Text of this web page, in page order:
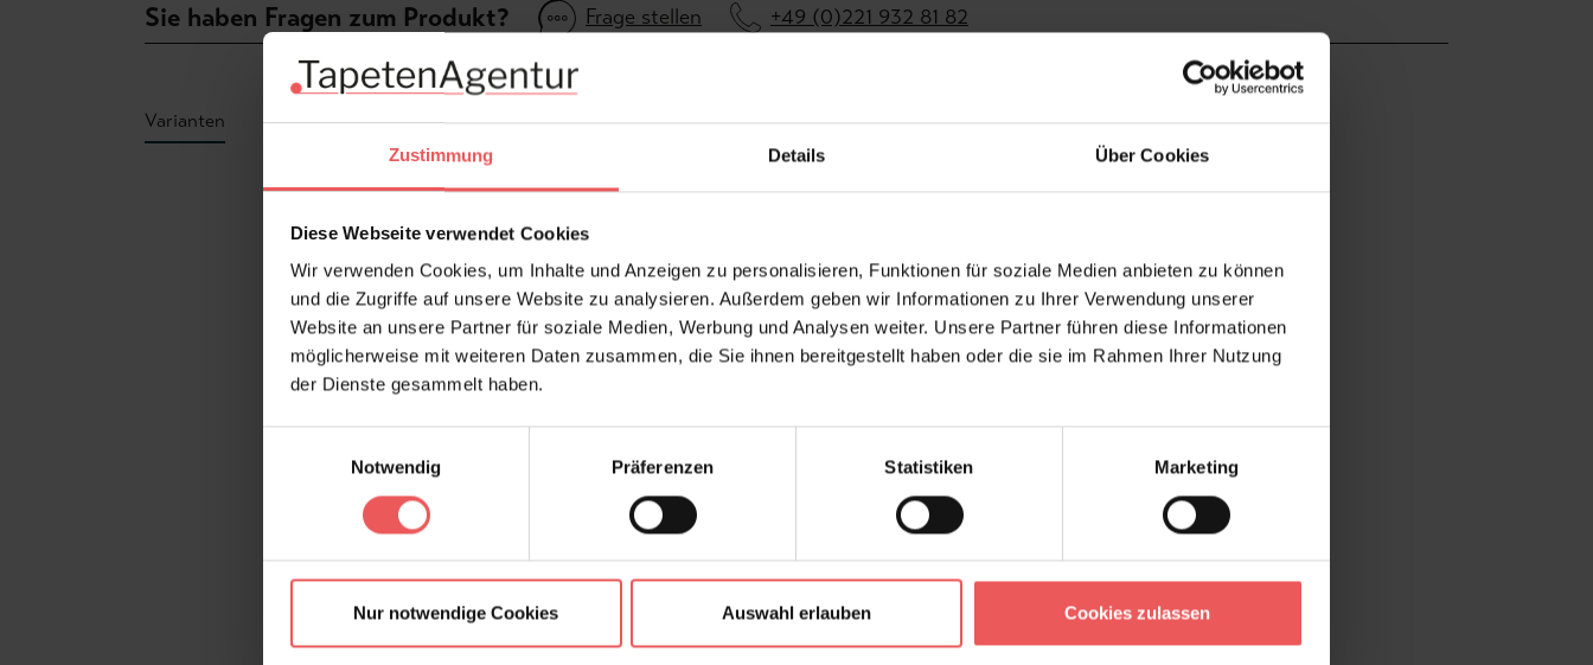
Zustimmung Details Über Cookies
Diese Webseite verwendet Cookies
Wir verwenden Cookies, um Inhalte und Anzeigen zu personalisieren, Funktionen für soziale Medien anbieten zu können
und die Zugriffe auf unsere Website zu analysieren. Außerdem geben wir Informationen zu Ihrer Verwendung unserer
Website an unsere Partner für soziale Medien, Werbung und Analysen weiter. Unsere Partner führen diese Informationen
möglicherweise mit weiteren Daten zusammen, die Sie ihnen bereitgestellt haben oder die sie im Rahmen Ihrer Nutzung
der Dienste gesammelt haben.
Notwendig
Präferenzen Statistiken Marketing
Nur notwendige Cookies Auswahl erlauben Cookies zulassen
Sie haben Fragen zum Produkt? Frage stellen +49 (0)221 932 81 82
Varianten
Produktgalerie überspringen